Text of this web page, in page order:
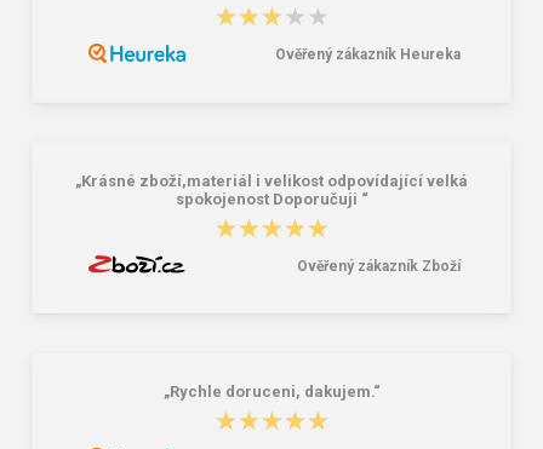
Peněženka na mince BHPC Circle
BH-1199-01 černá
Pánska peňaženka BHPC New York
BH-252-25 hnedá
★★★★★
★★★★★
Ověřený zákazník Heureka
„Krásné zboží,materiál i velikost odpovídající velká
spokojenost Doporučuji “
★★★★★
★★★★★
Ověřený zákazník Zboží
„Rychle doruceni, dakujem.“
★★★★★
★★★★★